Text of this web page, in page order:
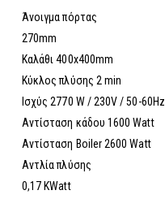
Άνοιγμα πόρτας
270mm
Καλάθι 400x400mm
Κύκλος πλύσης 2 min
Ισχύς 2770 W / 230V / 50-60Hz
Αντίσταση κάδου 1600 Watt
Αντίσταση Boiler 2600 Watt
Αντλία πλύσης
0,17 KWatt